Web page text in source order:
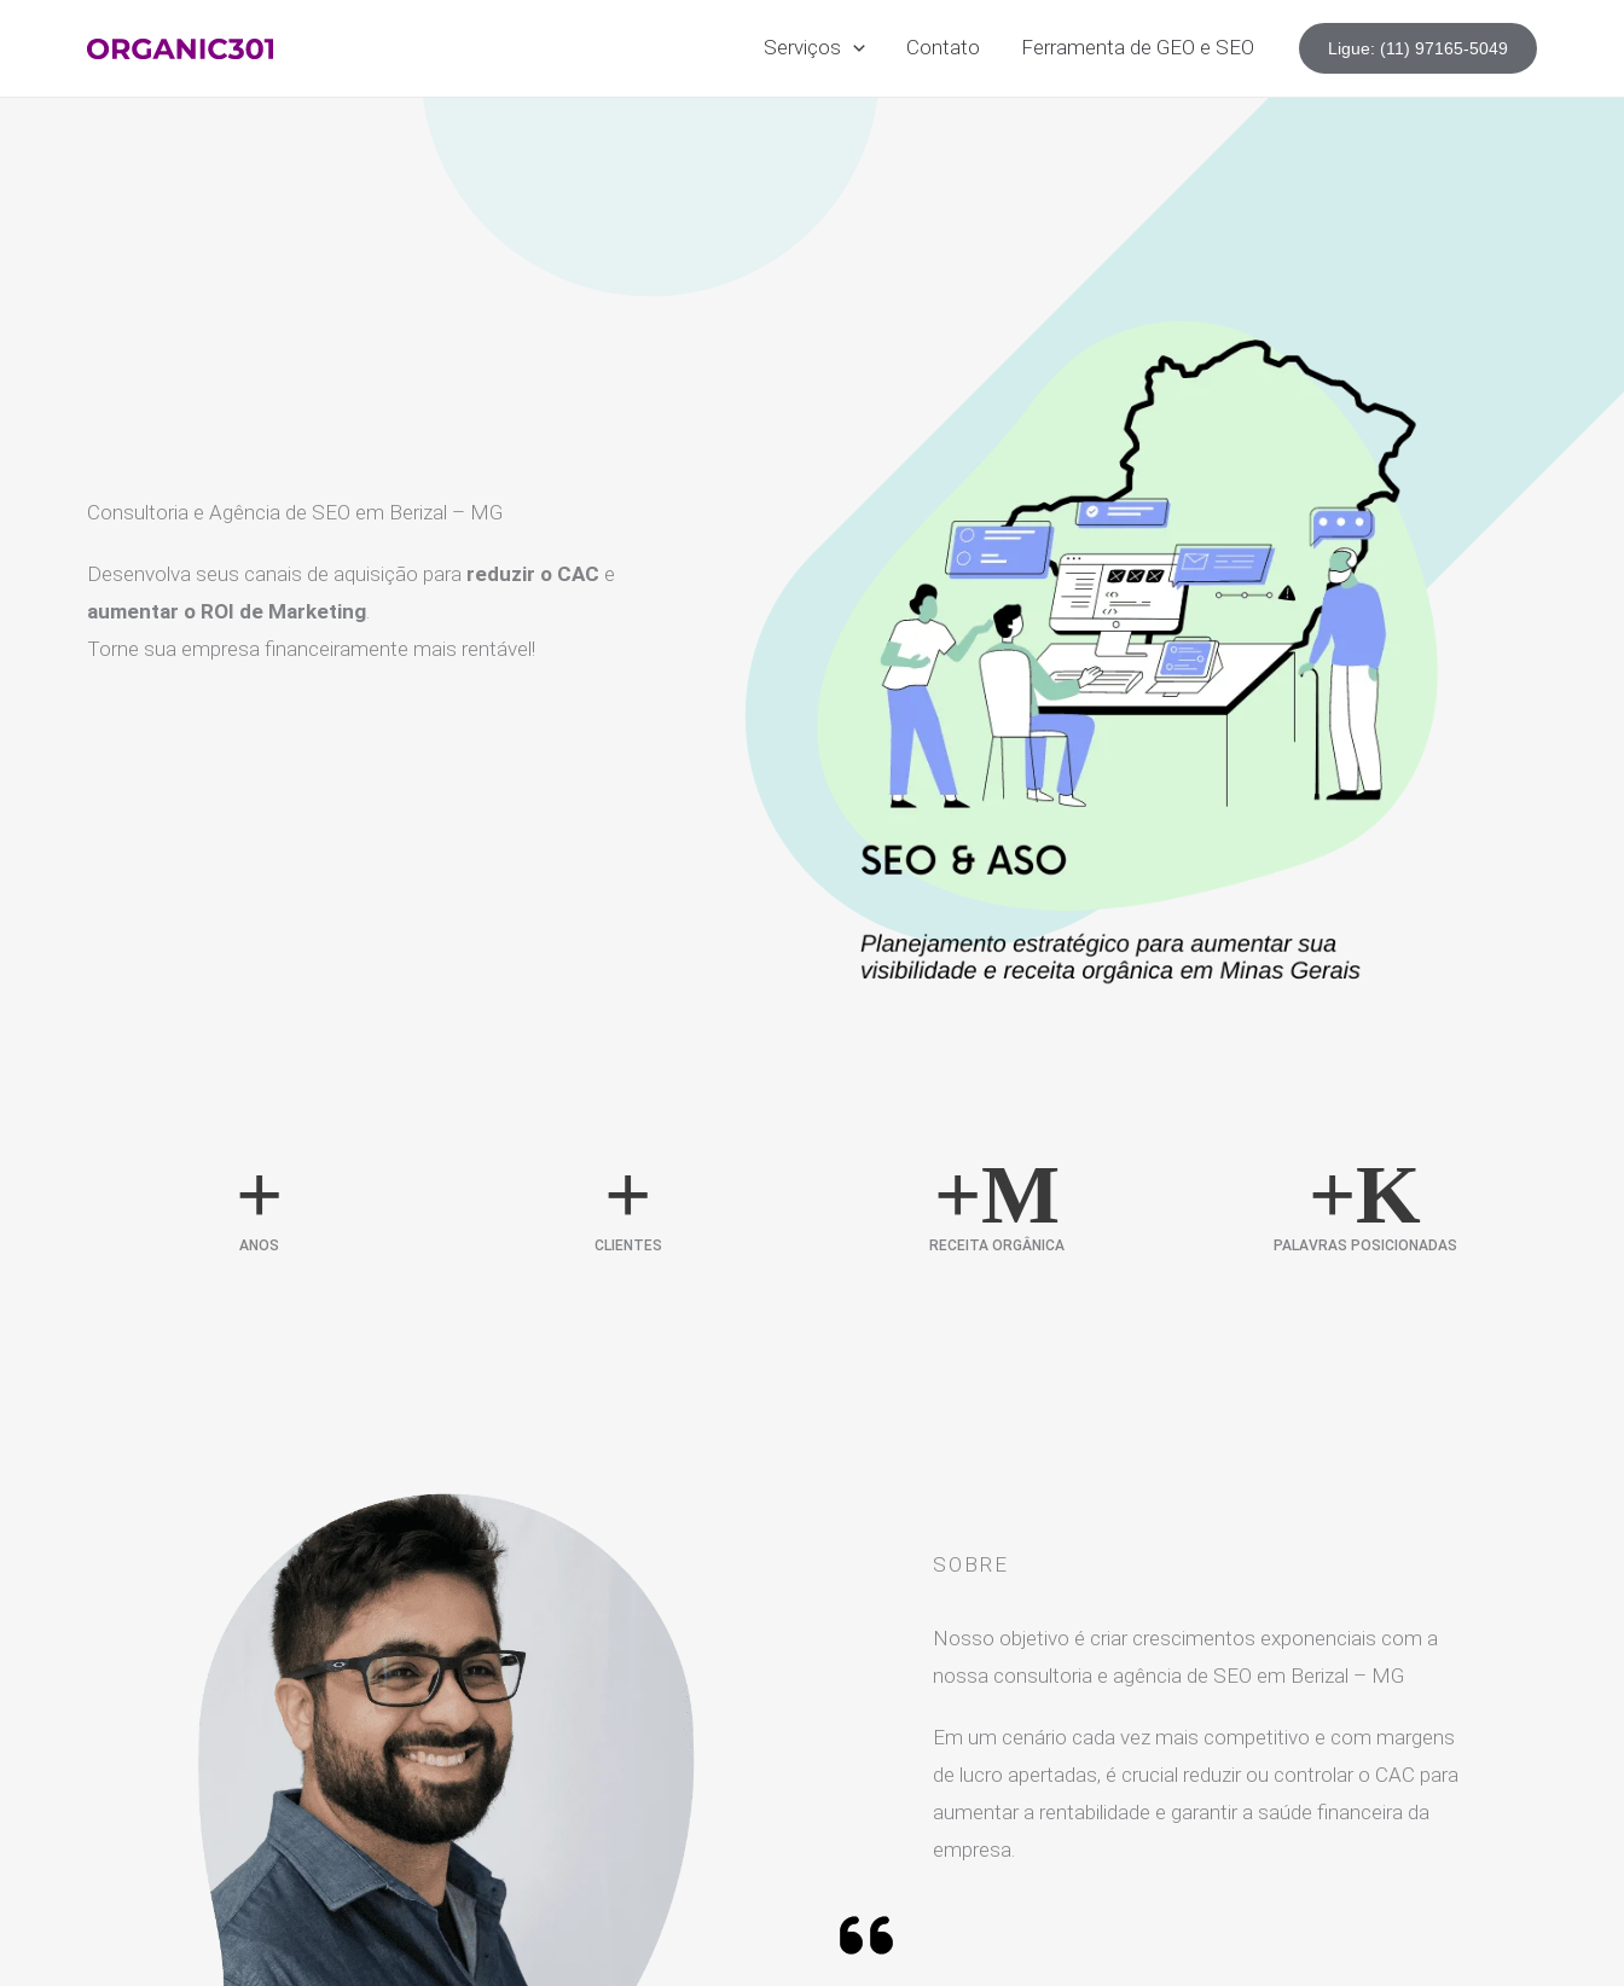
Serviços Contato Ferramenta de GEO e SEO Ligue: (11) 97165-5049
Consultoria e Agência de SEO em Berizal – MG
Desenvolva seus canais de aquisição para reduzir o CAC e
aumentar o ROI de Marketing.
Torne sua empresa financeiramente mais rentável!
+
ANOS
+
CLIENTES
+M
RECEITA ORGÂNICA
+K
PALAVRAS POSICIONADAS
SOBRE
Nosso objetivo é criar crescimentos exponenciais com a
nossa consultoria e agência de SEO em Berizal – MG
Em um cenário cada vez mais competitivo e com margens
de lucro apertadas, é crucial reduzir ou controlar o CAC para
aumentar a rentabilidade e garantir a saúde financeira da
empresa.